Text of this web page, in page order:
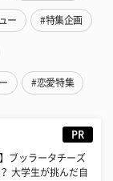
ー #特集企画
#恋愛特集
PR
ブッラータチーズ
大学生が挑んだ自